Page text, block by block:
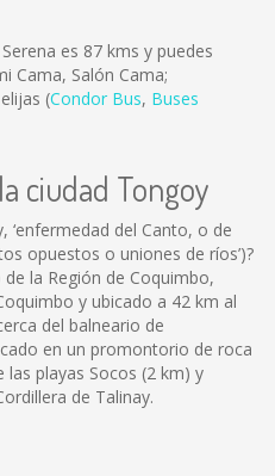
es 87 kms y puedes
Cama, Salón Cama;
(Condor Bus, Buses
ciudad Tongoy
‘enfermedad del Canto, o de
opuestos o uniones de ríos’)?
la Región de Coquimbo,
y ubicado a 42 km al
del balneario de
en un promontorio de roca
playas Socos (2 km) y
de Talinay.